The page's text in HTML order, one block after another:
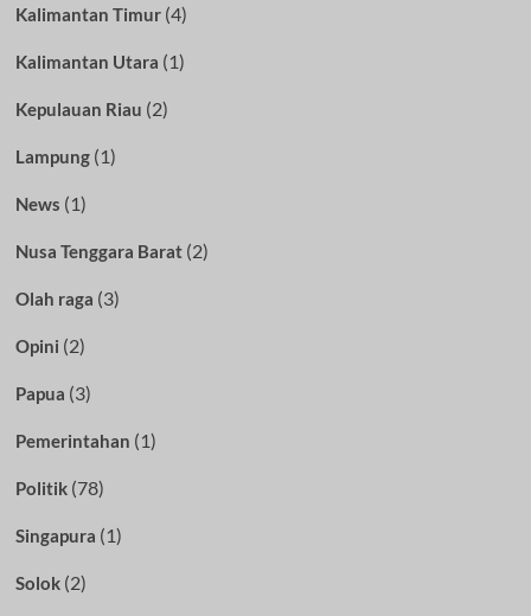
Kalimantan Timur(4)
Kalimantan Utara (1)
Kepulauan Riau (2)
Lampung(1)
News (1)
Nusa Tenggara Barat(2)
Olah raga (3)
Opini (2)
Papua (3)
Pemerintahan (1)
Politik(78)
Singapura (1)
Solok(2)